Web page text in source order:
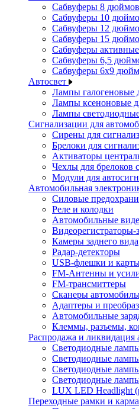
Сабвуферы 8 дюймов
Сабвуферы 10
Сабвуферы 12
Сабвуферы 15
Сабвуферы
Сабвуферы 6,5
Сабвуферы 6x9
Автосвет
Лампы галогеновые
Лампы ксеноновые
Лампы
Сигнализации для
Сирены для
Брелоки для
Активаторы
Чехлы для брелоков
Модули для
Автомобильная
Силовые
Реле и колодки
Автомобильные
Видеорегистраторы-
Камеры заднего вида
Радар-детекторы
USB-флешки и
FM-Антенны и
FM-трансмиттеры
Сканеры
Адаптеры и
Автомобильные
Клеммы, разъемы,
Распродажа и ликвидация
Светодиодные
Светодиодные
Светодиодные
Светодиодные
LUX LED Headlight
Переходные рамки и